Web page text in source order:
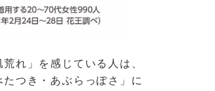
れ」を感じている人は、
つき・あぶらっぽさ」に